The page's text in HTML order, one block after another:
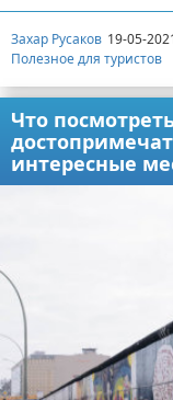
Захар Русаков 19-05-
Полезное для туристов
Что
интересные